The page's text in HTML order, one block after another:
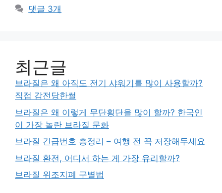
댓글 3개
최근글
브라질은 왜 아직도 전기 샤워기를 많이 사용할까?
직접 감전당한썰
브라질은 왜 이렇게 무단횡단을 많이 할까? 한국인
이 가장 놀란 브라질 문화
브라질 긴급번호 총정리 – 여행 전 꼭 저장해두세요
브라질 환전, 어디서 하는 게 가장 유리할까?
브라질 위조지폐 구별법